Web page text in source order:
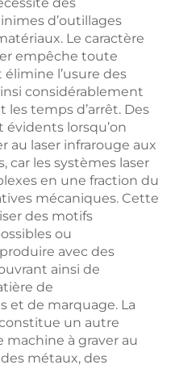
d’outillages
Le caractère
empêche toute
l’usure des
considérablement
temps d’arrêt. Des
lorsqu’on
au laser infrarouge aux
car les systèmes laser
en une fraction du
mécaniques. Cette
des motifs
ou
avec des
ainsi de
de
et de marquage. La
un autre
machine à graver au
métaux, des